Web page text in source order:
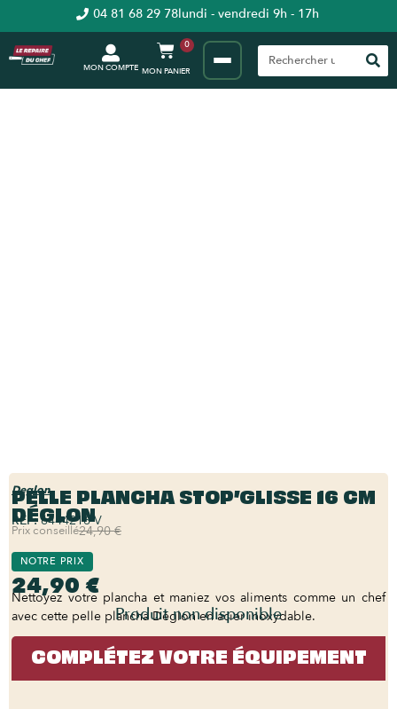
04 81 68 29 78lundi - vendredi 9h - 17h
MON COMPTE
0
Deglon
PELLE PLANCHA STOP’GLISSE 16 CM
DÉGLON
REF:6444216-V
Prix conseillé24,90 €
NOTRE PRIX
24,90 €
Nettoyez votre plancha et maniez vos aliments comme un chef
avec cette pelle plancha Déglon en acier inoxydable.
Produit non disponible
COMPLÉTEZ VOTRE ÉQUIPEMENT